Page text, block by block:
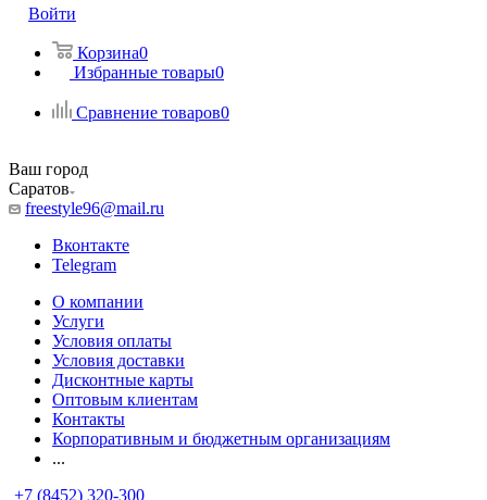
Войти
Корзина0
Избранные товары0
Сравнение товаров0
Ваш город
Саратов
freestyle96@mail.ru
Вконтакте
Telegram
О компании
Услуги
Условия оплаты
Условия доставки
Дисконтные карты
Оптовым клиентам
Контакты
Корпоративным и бюджетным организациям
...
+7 (8452) 320-300